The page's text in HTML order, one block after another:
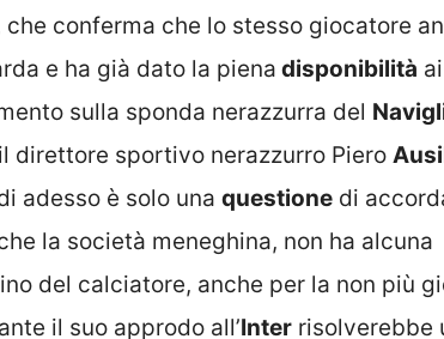
che conferma che lo stesso giocatore
e ha già dato la piena disponibilità
sulla sponda nerazzurra del
direttore sportivo nerazzurro Piero
adesso è solo una questione di
la società meneghina, non ha alcuna
del calciatore, anche per la non più
il suo approdo all’Inter risolverebbe